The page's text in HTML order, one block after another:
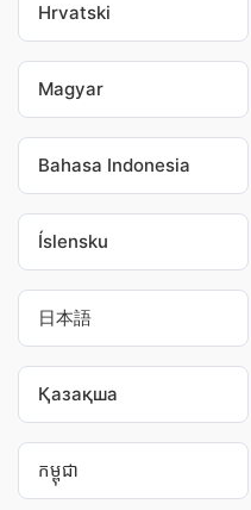
Hrvatski
Magyar
Bahasa Indonesia
Íslensku
日本語
Қазақша
កម្ពុជា